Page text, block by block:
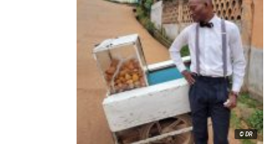
© DR